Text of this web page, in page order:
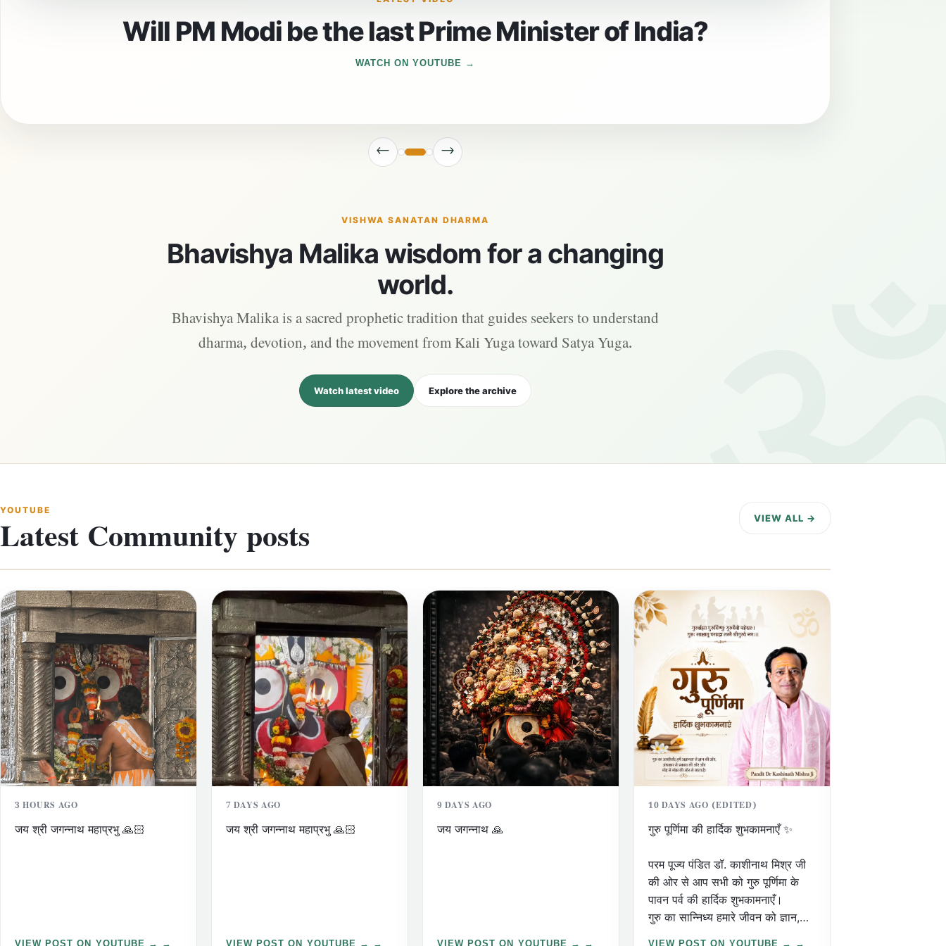
Will PM Modi be the last Prime Minister of India?
WATCH ON YOUTUBE
← →
VISHWA SANATAN DHARMA
Bhavishya Malika wisdom for a changing
world.
Bhavishya Malika is a sacred prophetic tradition that guides seekers to understand
dharma, devotion, and the movement from Kali Yuga toward Satya Yuga.
Watch latest video Explore the archive
YOUTUBE
Latest Community posts
VIEW ALL →
3 HOURS AGO
जय श्री जगन्नाथ महाप्रभु 🙏🏻
VIEW POST ON YOUTUBE →
7 DAYS AGO
जय श्री जगन्नाथ महाप्रभु 🙏🏻
VIEW POST ON YOUTUBE →
9 DAYS AGO
जय जगन्नाथ 🙏
VIEW POST ON YOUTUBE →
10 DAYS AGO (EDITED)
गुरु पूर्णिमा की हार्दिक शुभकामनाएँ ✨
परम पूज्य पंडित डॉ. काशीनाथ मिश्र जी
की ओर से आप सभी को गुरु पूर्णिमा के
पावन पर्व की हार्दिक शुभकामनाएँ।
गुरु का सान्निध्य हमारे जीवन को ज्ञान,
VIEW POST ON YOUTUBE →